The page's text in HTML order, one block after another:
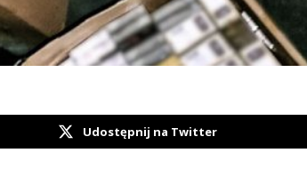
Udostępnij na Twitter